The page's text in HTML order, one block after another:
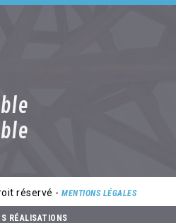
réservé - MENTIONS LÉGALES
RÉALISATIONS